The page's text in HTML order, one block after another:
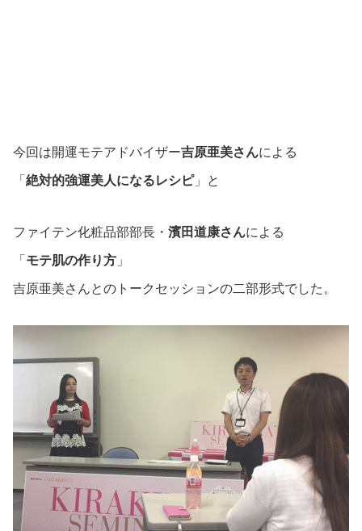
今回は開運モテアドバイザー吉原亜美さんによる
「 絶対的強運美人になるレシピ」と
ファイテン化粧品部部長・ 濱田道康さんによる
「 モテ肌の作り方 」
吉原亜美さんとのトークセッションの二部形式でした。